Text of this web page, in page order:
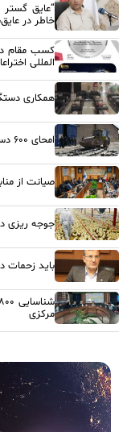
“عایق گستر
خاطر در
کسب مقام
المللی
همکاری
امحای ۶۰۰ دستگاه ماینر غیرمجاز در استان مرکزی
صیانت از
جوجه ریزی در
باید
مرکزی